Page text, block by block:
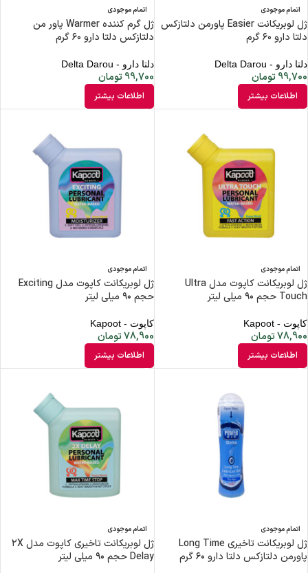
اتمام موجودی
ژل لوبریکانت Easier پاورمن دلتازکس
دلتا دارو ۶۰ گرم
دلتا دارو - Delta Darou
99,700تومان
اطلاعات بیشتر
اتمام موجودی
ژل گرم کننده Warmer پاور من
دلتازکس دلتا دارو ۶۰ گرم
دلتا دارو - Delta Darou
99,700 تومان
اطلاعات بیشتر
اتمام موجودی
ژل لوبریکانت کاپوت مدل Ultra
Touch حجم ۹۰ میلی لیتر
کاپوت - Kapoot
78,900تومان
اطلاعات بیشتر
اتمام موجودی
ژل لوبریکانت کاپوت مدل Exciting
حجم ۹۰ میلی لیتر
کاپوت - Kapoot
78,900تومان
اطلاعات بیشتر
اتمام موجودی
ژل لوبریکانت تاخیری Long Time
پاورمن دلتازکس دلتا دارو ۶۰ گرم
اتمام موجودی
ژل لوبریکانت تاخیری کاپوت مدل ۲X
Delay حجم ۹۰ میلی لیتر